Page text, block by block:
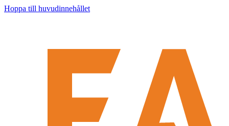
Hoppa till huvudinnehållet